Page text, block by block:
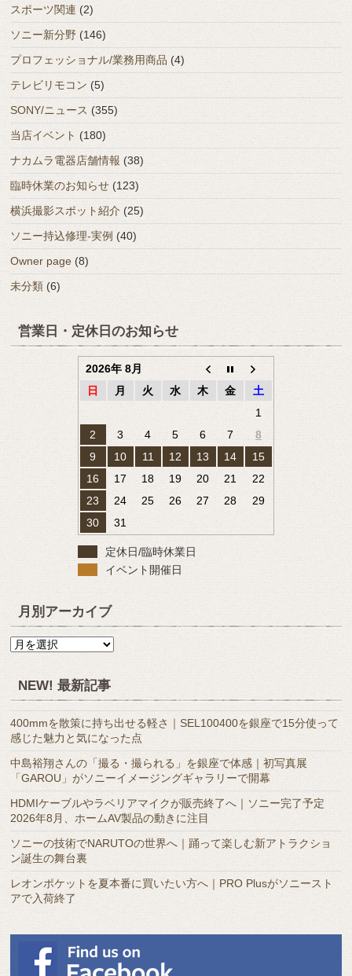
スポーツ関連 (2)
ソニー新分野 (146)
プロフェッショナル/業務用商品 (4)
テレビリモコン (5)
SONY/ニュース (355)
当店イベント (180)
ナカムラ電器店舗情報 (38)
臨時休業のお知らせ (123)
横浜撮影スポット紹介 (25)
ソニー持込修理-実例 (40)
Owner page (8)
未分類 (6)
営業日・定休日のお知らせ
2026年 8月
日
月 火 水 木 金
土
1
2
3 4 5 6 7
8
9
10 11 12 13 14
15
16
17 18 19 20 21
22
23
24 25 26 27 28
29
30
31
定休日/臨時休業日
イベント開催日
月別アーカイブ
月
ー
カ
イ
ブ
NEW! 最新記事
400mmを散策に持ち出せる軽さ｜SEL100400を銀座で15分使って
感じた魅力と気になった点
中島裕翔さんの「撮る・撮られる」を銀座で体感｜初写真展
「GAROU」がソニーイメージングギャラリーで開幕
HDMIケーブルやラベリアマイクが販売終了へ｜ソニー完了予定
2026年8月、ホームAV製品の動きに注目
ソニーの技術でNARUTOの世界へ｜踊って楽しむ新アトラクショ
ン誕生の舞台裏
レオンポケットを夏本番に買いたい方へ｜PRO Plusがソニースト
アで入荷終了